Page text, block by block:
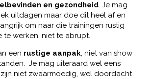
en gezondheid. Je mag
uitdagen maar doe dit heel af en
om naar die trainingen rustig
te werken, niet te abrupt.
een rustige aanpak, niet van show
Je mag uiteraard wel eens
niet zwaarmoedig, wel doordacht